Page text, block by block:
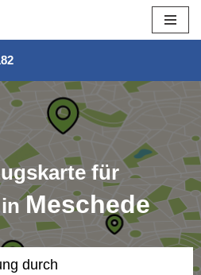
für
inMeschede
durch